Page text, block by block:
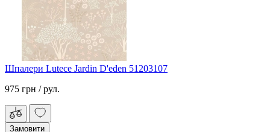
Шпалери Lutece Jardin D'eden 51203107
975 грн / рул.
Замовити